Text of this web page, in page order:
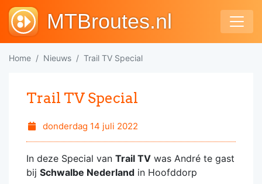
MTBroutes.nl
Home Nieuws Trail TV Special
Trail TV Special
donderdag 14 juli 2022
In deze Special van Trail TV was André te gast
bij Schwalbe Nederland in Hoofddorp